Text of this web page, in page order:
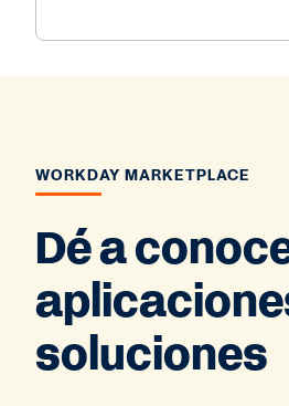
WORKDAY MARKETPLACE
Dé a
soluciones